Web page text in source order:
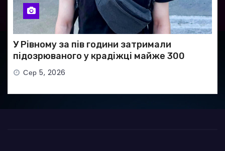
У Рівному за пів години затримали
підозрюваного у крадіжці майже 300
тисяч гривень
Сер 5, 2026